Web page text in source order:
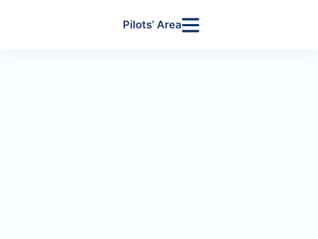
Pilots’ Area